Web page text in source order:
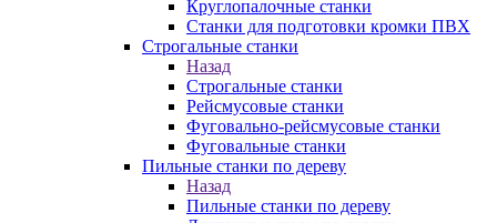
Круглопалочные станки
Станки для подготовки кромки ПВХ
Строгальные станки
Назад
Строгальные станки
Рейсмусовые станки
Фуговально-рейсмусовые станки
Фуговальные станки
Пильные станки по дереву
Назад
Пильные станки по дереву